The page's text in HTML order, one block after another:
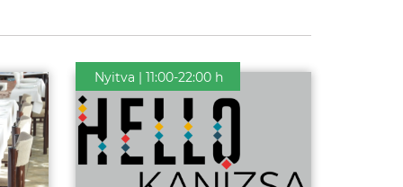
Nyitva | 11:00-22:00 h